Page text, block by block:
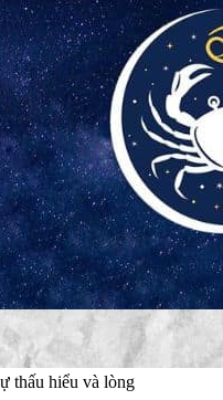
thấu hiểu và lòng